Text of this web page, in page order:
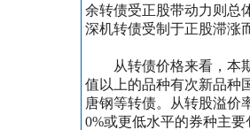
余转债受正股带动力则总
深机转债受制于正股滞涨
从转债价格来看，本期
值以上的品种有次新品种
唐钢等转债。从转股溢价
0%或更低水平的券种主